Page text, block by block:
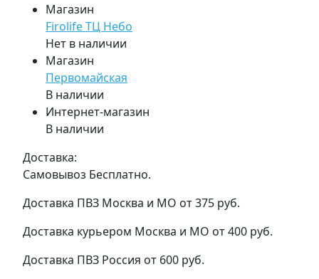
Магазин
Firolife ТЦ Небо
Нет в наличии
Магазин
Первомайская
В наличии
Интернет-магазин
В наличии
Доставка:
Самовывоз Бесплатно.
Доставка ПВЗ Москва и МО от 375 руб.
Доставка курьером Москва и МО от 400 руб.
Доставка ПВЗ Россия от 600 руб.